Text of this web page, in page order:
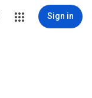
Sign in